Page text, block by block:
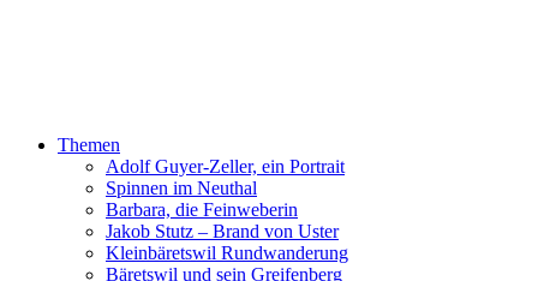
Themen
Adolf Guyer-Zeller, ein Portrait
Spinnen im Neuthal
Barbara, die Feinweberin
Jakob Stutz – Brand von Uster
Kleinbäretswil Rundwanderung
Bäretswil und sein Greifenberg